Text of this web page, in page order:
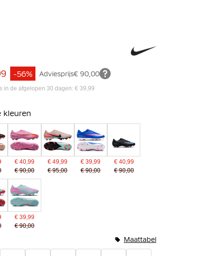
Adviesprijs€ 90,00
-56%
in de afgelopen 30 dagen: € 39,99
kleuren
€ 40,99
€ 90,00
€ 49,99
€ 95,00
€ 39,99
€ 90,00
€ 40,99
€ 90,00
€ 39,99
€ 90,00
Maattabel